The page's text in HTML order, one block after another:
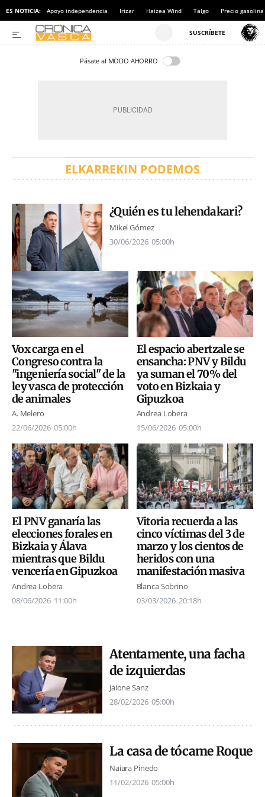
ES NOTICIA: Apoyo independencia Irizar Haizea Wind Talgo Precio gasolina
Pásate al MODO AHORRO
ELKARREKIN PODEMOS
¿Quién es tu lehendakari?
Mikel Gómez
30/06/2026 05:00h
Vox carga en el
Congreso contra la
"ingeniería social" de la
ley vasca de protección
de animales
A. Melero
22/06/2026 05:00h
El espacio abertzale se
ensancha: PNV y Bildu
ya suman el 70% del
voto en Bizkaia y
Gipuzkoa
Andrea Lobera
15/06/2026 05:00h
El PNV ganaría las
elecciones forales en
Bizkaia y Álava
mientras que Bildu
vencería en Gipuzkoa
Andrea Lobera
08/06/2026 11:00h
Vitoria recuerda a las
cinco víctimas del 3 de
marzo y los cientos de
heridos con una
manifestación masiva
Blanca Sobrino
03/03/2026 20:18h
Atentamente, una facha
de izquierdas
Jaione Sanz
28/02/2026 05:00h
La casa de tócame Roque
Naiara Pinedo
11/02/2026 05:00h